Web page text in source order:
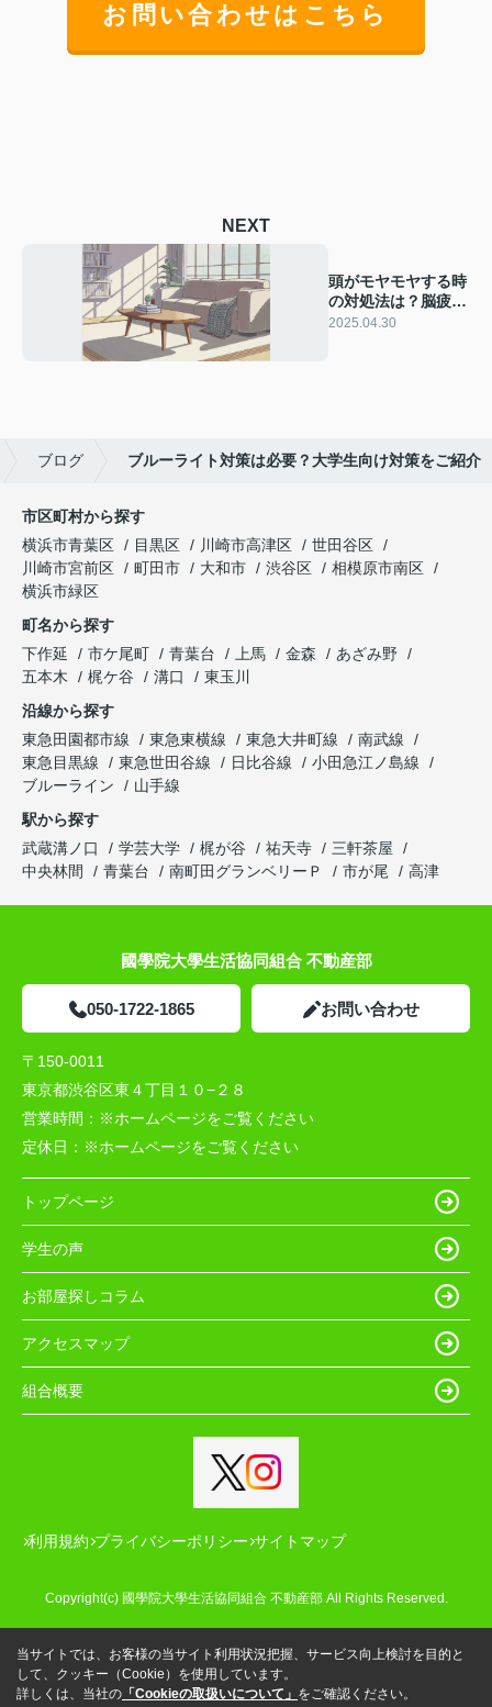
お問い合わせはこちら
NEXT
頭がモヤモヤする時
の対処法は？脳疲労
をリセットする簡単
2025.04.30
ブログ ブルーライト対策は必要？大学生向け対策をご紹介
市区町村から探す
横浜市青葉区
目黒区 川崎市高津区
世田谷区
川崎市宮前区
町田市 大和市 渋谷区
相模原市南区
横浜市緑区
町名から探す
下作延
市ケ尾町 青葉台 上馬 金森
あざみ野
五本木
梶ケ谷 溝口
東玉川
沿線から探す
東急田園都市線
東急東横線 東急大井町線
南武線
東急目黒線
東急世田谷線 日比谷線
小田急江ノ島線
ブルーライン
山手線
駅から探す
武蔵溝ノ口
学芸大学 梶が谷 祐天寺
三軒茶屋
中央林間
青葉台 南町田グランベリーＰ 市が尾 高津
國學院大學生活協同組合 不動産部
050-1722-1865 お問い合わせ
〒150-0011
東京都渋谷区東４丁目１０−２８
営業時間： ※ホームページをご覧ください
定休日： ※ホームページをご覧ください
トップページ
学生の声
お部屋探しコラム
アクセスマップ
組合概要
利用規約 プライバシーポリシー サイトマップ
Copyright(c) 國學院大學生活協同組合 不動産部 All Rights Reserved.
当サイトでは、お客様の当サイト利用状況把握、サービス向上検討を目的と
して、クッキー（Cookie）を使用しています。
詳しくは、当社の 「Cookieの取扱いについて」 をご確認ください。